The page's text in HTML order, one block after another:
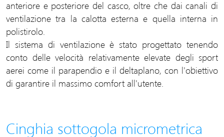
anteriore e posteriore del casco, oltre che dai canali di
ventilazione tra la calotta esterna e quella interna in
polistirolo.
Il sistema di ventilazione è stato progettato tenendo
conto delle velocità relativamente elevate degli sport
aerei come il parapendio e il deltaplano, con l'obiettivo
di garantire il massimo comfort all'utente.
Cinghia sottogola micrometrica